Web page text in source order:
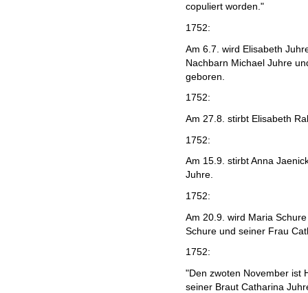
copuliert worden."
1752:
Am 6.7. wird Elisabeth
Nachbarn Michael Juhre
geboren.
1752:
Am 27.8. stirbt Elisabeth
1752:
Am 15.9. stirbt Anna
Juhre.
1752:
Am 20.9. wird Maria
Schure und seiner Frau
1752:
"Den zwoten November ist
seiner Braut Catharina